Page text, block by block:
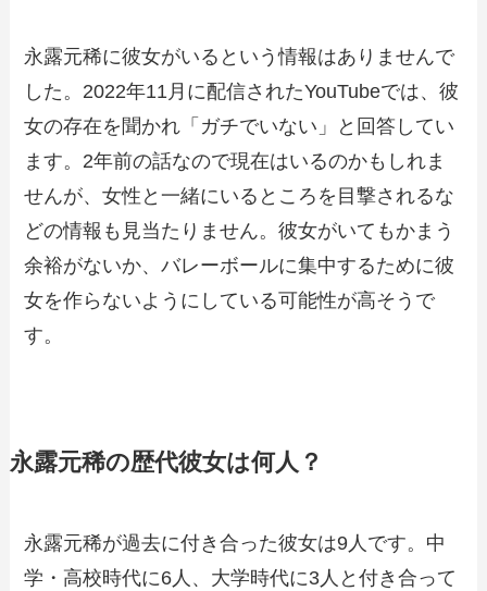
永露元稀に彼女がいるという情報はありませんで
した。2022年11月に配信されたYouTubeでは、彼
女の存在を聞かれ「ガチでいない」と回答してい
ます。2年前の話なので現在はいるのかもしれま
せんが、女性と一緒にいるところを目撃されるな
どの情報も見当たりません。彼女がいてもかまう
余裕がないか、バレーボールに集中するために彼
女を作らないようにしている可能性が高そうで
す。
永露元稀の歴代彼女は何人？
永露元稀が過去に付き合った彼女は9人です。中
学・高校時代に6人、大学時代に3人と付き合って